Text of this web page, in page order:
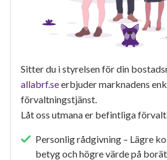
Sitter du i styrelsen för din
allabrf.seerbjuder marknadens
förvaltningstjänst.
Låt oss utmana er befintliga
Personlig rådgivning – Lägre
betyg och högre värde på